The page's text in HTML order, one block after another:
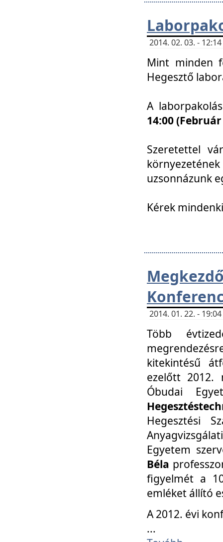
2014. 02. 03. -
Mint minden
Hegesztő
A
14:00
Szeretettel
uzsonnázunk
Kérek
2014. 01. 22. -
Több
kitekintésű
ezelőtt 2012.
Óbudai
Hegesztési
Egyetem
Béla
figyelmét a
emléket állító
A 2012. évi
...